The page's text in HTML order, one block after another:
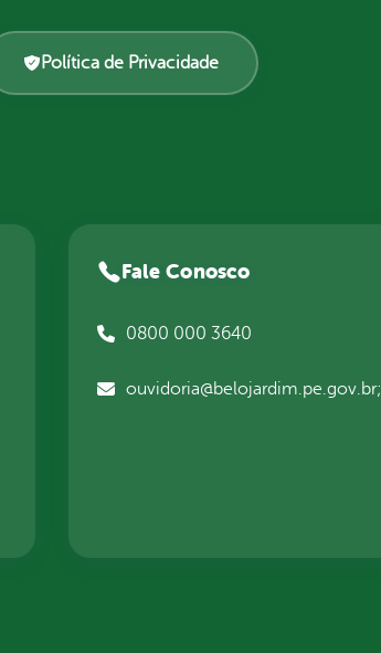
Política de Privacidade
Fale Conosco
0800 000 3640
ouvidoria@belojardim.pe.gov.br;